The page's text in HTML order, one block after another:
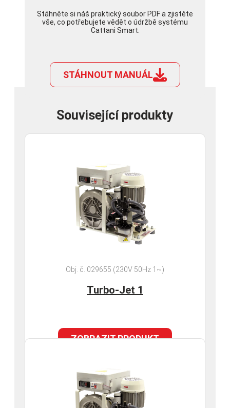
Stáhněte si náš praktický soubor PDF a zjistěte
vše, co potřebujete vědět o údržbě systému
Cattani Smart.
STÁHNOUT MANUÁL
Související produkty
Obj. č. 029655 (230V 50Hz 1~)
Turbo-Jet 1
ZOBRAZIT PRODUKT